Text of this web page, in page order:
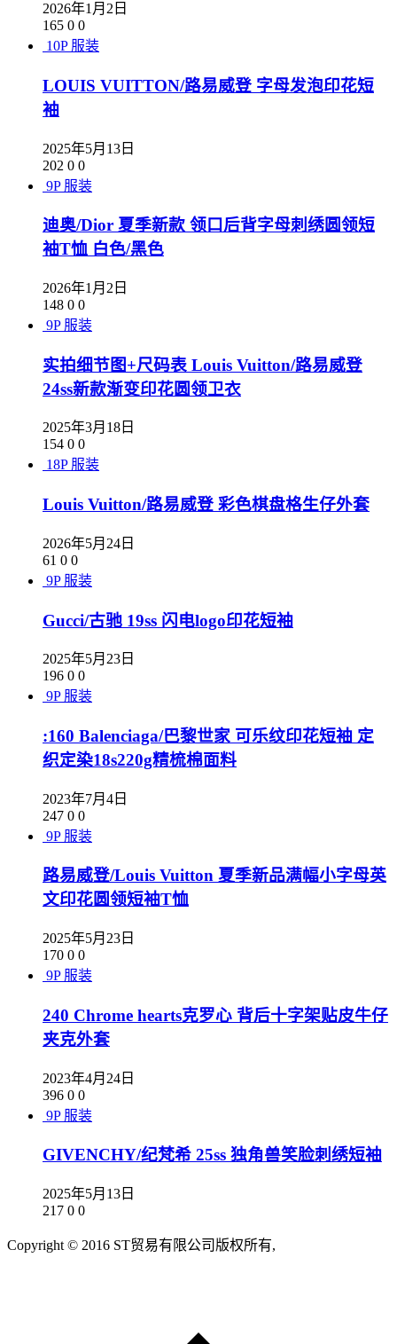
2026年1月2日
165 0 0
10P 服装
LOUIS VUITTON/路易威登 字母发泡印花短
袖
2025年5月13日
202 0 0
9P 服装
迪奥/Dior 夏季新款 领口后背字母刺绣圆领短
袖T恤 白色/黑色
2026年1月2日
148 0 0
9P 服装
实拍细节图+尺码表 Louis Vuitton/路易威登
24ss新款渐变印花圆领卫衣
2025年3月18日
154 0 0
18P 服装
Louis Vuitton/路易威登 彩色棋盘格生仔外套
2026年5月24日
61 0 0
9P 服装
Gucci/古驰 19ss 闪电logo印花短袖
2025年5月23日
196 0 0
9P 服装
:160 Balenciaga/巴黎世家 可乐纹印花短袖 定
织定染18s220g精梳棉面料
2023年7月4日
247 0 0
9P 服装
路易威登/Louis Vuitton 夏季新品满幅小字母英
文印花圆领短袖T恤
2025年5月23日
170 0 0
9P 服装
240 Chrome hearts克罗心 背后十字架贴皮牛仔
夹克外套
2023年4月24日
396 0 0
9P 服装
GIVENCHY/纪梵希 25ss 独角兽笑脸刺绣短袖
2025年5月13日
217 0 0
Copyright © 2016 ST贸易有限公司版权所有,